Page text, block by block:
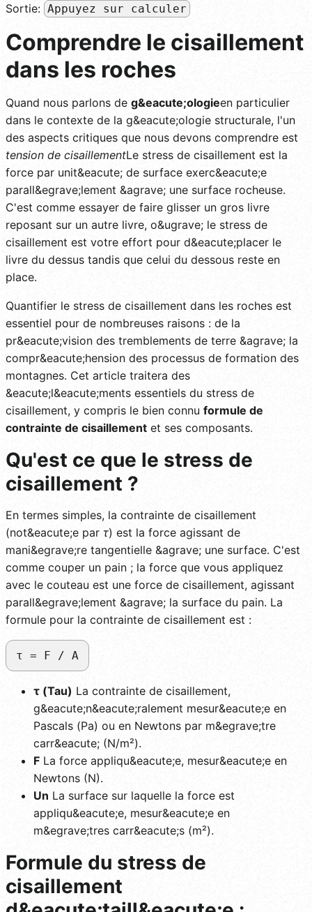
Sortie: Appuyez sur calculer
Comprendre le cisaillement
dans les roches
Quand nous parlons de g&eacute;ologieen particulier
dans le contexte de la g&eacute;ologie structurale, l'un
des aspects critiques que nous devons comprendre est
tension de cisaillementLe stress de cisaillement est la
force par unit&eacute; de surface exerc&eacute;e
parall&egrave;lement &agrave; une surface rocheuse.
C'est comme essayer de faire glisser un gros livre
reposant sur un autre livre, o&ugrave; le stress de
cisaillement est votre effort pour d&eacute;placer le
livre du dessus tandis que celui du dessous reste en
place.
Quantifier le stress de cisaillement dans les roches est
essentiel pour de nombreuses raisons : de la
pr&eacute;vision des tremblements de terre &agrave; la
compr&eacute;hension des processus de formation des
montagnes. Cet article traitera des
&eacute;l&eacute;ments essentiels du stress de
cisaillement, y compris le bien connu formule de
contrainte de cisaillement et ses composants.
Qu'est ce que le stress de
cisaillement ?
En termes simples, la contrainte de cisaillement
(not&eacute;e par τ) est la force agissant de
mani&egrave;re tangentielle &agrave; une surface. C'est
comme couper un pain ; la force que vous appliquez
avec le couteau est une force de cisaillement, agissant
parall&egrave;lement &agrave; la surface du pain. La
formule pour la contrainte de cisaillement est :
τ = F / A
τ (Tau) La contrainte de cisaillement,
g&eacute;n&eacute;ralement mesur&eacute;e en
Pascals (Pa) ou en Newtons par m&egrave;tre
carr&eacute; (N/m²).
F La force appliqu&eacute;e, mesur&eacute;e en
Newtons (N).
Un La surface sur laquelle la force est
appliqu&eacute;e, mesur&eacute;e en
m&egrave;tres carr&eacute;s (m²).
Formule du stress de
cisaillement